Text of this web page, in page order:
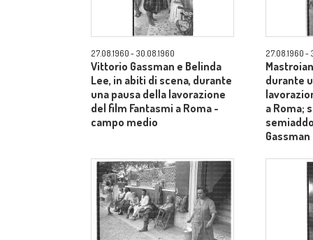
27.08.1960 - 30.08.1960
Vittorio Gassman e Belinda
Lee, in abiti di scena, durante
una pausa della lavorazione
del film Fantasmi a Roma -
campo medio
27.08.1960 -
durante
a Roma;